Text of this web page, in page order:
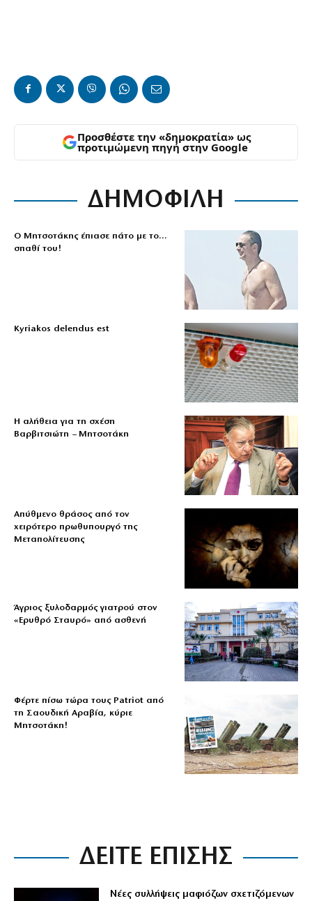
Προσθέστε την «δημοκρατία» ως
προτιμώμενη πηγή στην Google
ΔΗΜΟΦΙΛΗ
Ο Μητσοτάκης έπιασε πάτο με το…
σπαθί του!
Kyriakos delendus est
Η αλήθεια για τη σχέση
Βαρβιτσιώτη – Μητσοτάκη
Απύθμενο θράσος από τον
χειρότερο πρωθυπουργό της
Μεταπολίτευσης
Άγριος ξυλοδαρμός γιατρού στον
«Ερυθρό Σταυρό» από ασθενή
Φέρτε πίσω τώρα τους Patriot από
τη Σαουδική Αραβία, κύριε
Μητσοτάκη!
ΔΕΙΤΕ ΕΠΙΣΗΣ
Νέες συλλήψεις μαφιόζων σχετιζόμενων